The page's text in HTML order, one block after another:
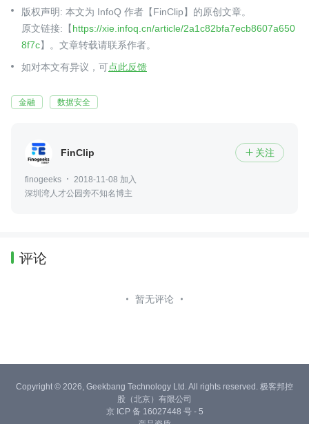
版权声明: 本文为 InfoQ 作者【FinClip】的原创文章。
原文链接:【https://xie.infoq.cn/article/2a1c82bfa7ecb8607a650
8f7c】。文章转载请联系作者。
如对本文有异议，可点此反馈
金融 数据安全
FinClip  关注
finogeeks
2018-11-08 加入
深圳湾人才公园旁不知名博主
评论
暂无评论
Copyright © 2026, Geekbang Technology Ltd. All rights reserved. 极客邦控
股（北京）有限公司
京 ICP 备 16027448 号 - 5